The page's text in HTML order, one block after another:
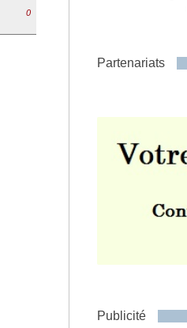
0
Partenariats
Publicité